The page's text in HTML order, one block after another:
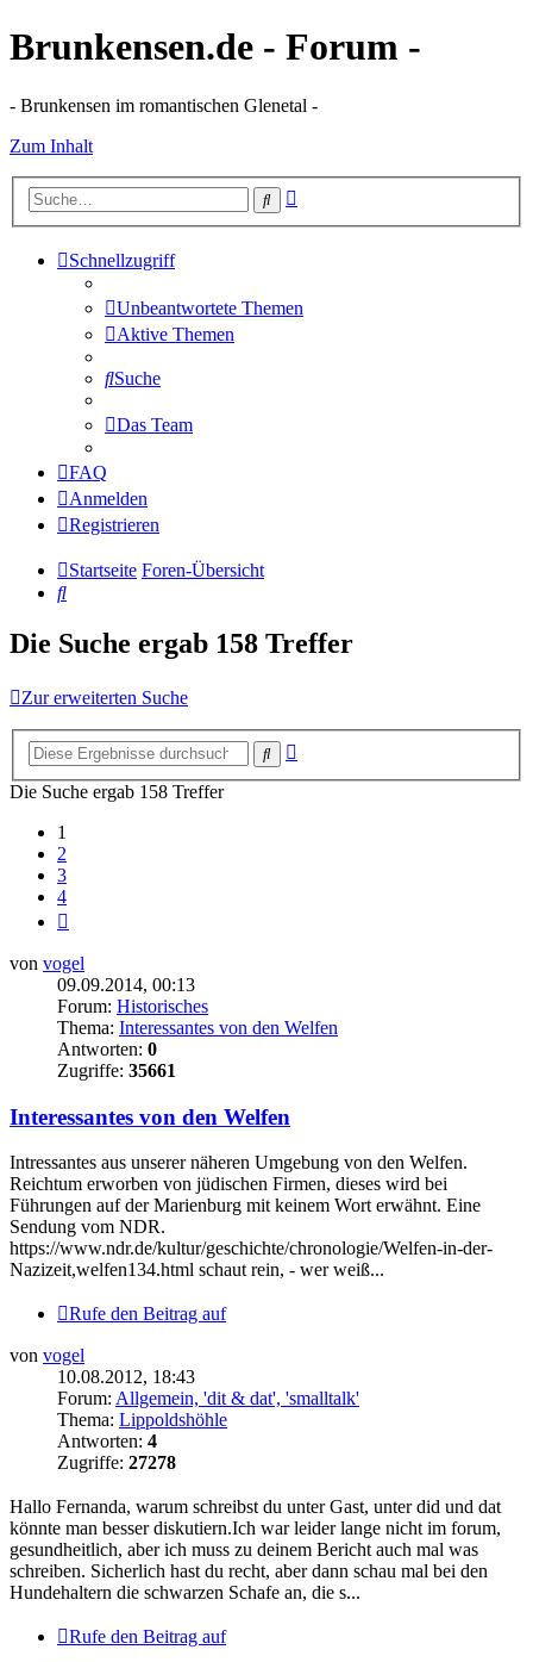
Brunkensen.de - Forum -
- Brunkensen im romantischen Glenetal -
Zum Inhalt
Suche
Schnellzugriff
Unbeantwortete Themen
Aktive Themen
Suche
Das Team
FAQ
Anmelden
Registrieren
Startseite Foren-Übersicht
Suche
Die Suche ergab 158 Treffer
Zur erweiterten Suche
Suche
Die Suche ergab 158 Treffer
1
2
3
4
von vogel
09.09.2014, 00:13
Forum: Historisches
Thema: Interessantes von den Welfen
Antworten: 0
Zugriffe: 35661
Interessantes von den Welfen
Intressantes aus unserer näheren Umgebung von den Welfen.
Reichtum erworben von jüdischen Firmen, dieses wird bei
Führungen auf der Marienburg mit keinem Wort erwähnt. Eine
Sendung vom NDR.
https://www.ndr.de/kultur/geschichte/chronologie/Welfen-in-der-
Nazizeit,welfen134.html schaut rein, - wer weiß...
Rufe den Beitrag auf
von vogel
10.08.2012, 18:43
Forum: Allgemein, 'dit & dat', 'smalltalk'
Thema: Lippoldshöhle
Antworten: 4
Zugriffe: 27278
Hallo Fernanda, warum schreibst du unter Gast, unter did und dat
könnte man besser diskutiern.Ich war leider lange nicht im forum,
gesundheitlich, aber ich muss zu deinem Bericht auch mal was
schreiben. Sicherlich hast du recht, aber dann schau mal bei den
Hundehaltern die schwarzen Schafe an, die s...
Rufe den Beitrag auf